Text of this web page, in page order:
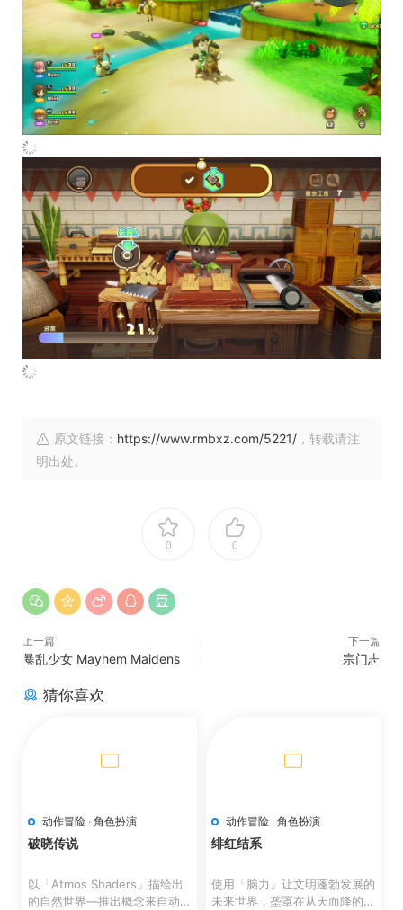
原文链接： https://www.rmbxz.com/5221/ ，转载请注
明出处。
0 0
上一篇
暴乱少女 Mayhem Maidens
下一篇
宗门志
猜你喜欢
动作冒险 · 角色扮演
破晓传说
以「Atmos Shaders」描绘出
的自然世界—推出概念来自动画
动作冒险 · 角色扮演
绯红结系
使用「脑力」让文明蓬勃发展的
未来世界，垄罩在从天而降的